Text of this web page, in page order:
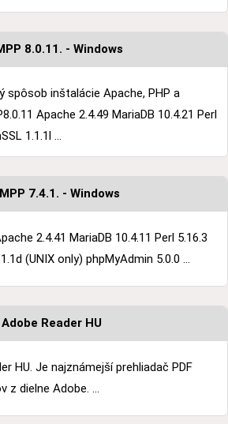
8.0.11. - Windows
spôsob inštalácie Apache, PHP a
Apache 2.4.49 MariaDB 10.4.21 Perl
1.1.1l ...
7.4.1. - Windows
2.4.41 MariaDB 10.4.11 Perl 5.16.3
(UNIX only) phpMyAdmin 5.0.0 ...
Adobe Reader HU
HU. Je najznámejší prehliadač PDF
z dielne Adobe. ...